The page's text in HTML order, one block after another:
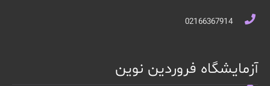
02166367914
آزمایشگاه فروردین نوین